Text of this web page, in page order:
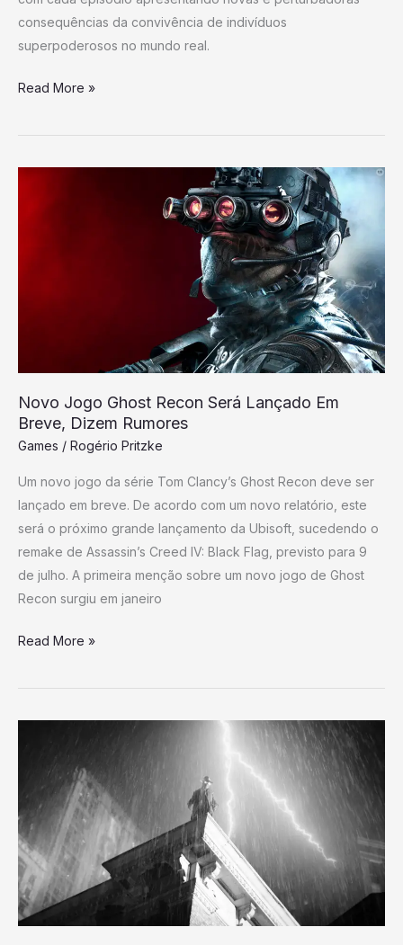
consequências da convivência de indivíduos
superpoderosos no mundo real.
Read More »
Novo Jogo Ghost Recon Será Lançado Em
Breve, Dizem Rumores
Games / Rogério Pritzke
Um novo jogo da série Tom Clancy’s Ghost Recon deve ser
lançado em breve. De acordo com um novo relatório, este
será o próximo grande lançamento da Ubisoft, sucedendo o
remake de Assassin’s Creed IV: Black Flag, previsto para 9
de julho. A primeira menção sobre um novo jogo de Ghost
Recon surgiu em janeiro
Novo
Read More »
Homem-
Aranha
em
desenvolvimento,
não
é